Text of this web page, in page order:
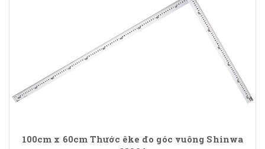
100cm x 60cm Thước êke đo góc vuông Shinwa